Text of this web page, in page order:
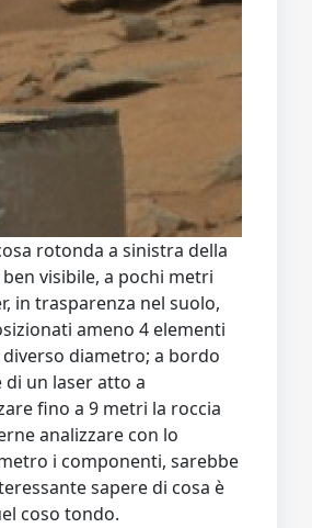
rotonda a sinistra della
visibile, a pochi metri
in trasparenza nel suolo,
ameno 4 elementi
diametro; a bordo
di un laser atto a
fino a 9 metri la roccia
analizzare con lo
i componenti, sarebbe
sapere di cosa è
coso tondo.